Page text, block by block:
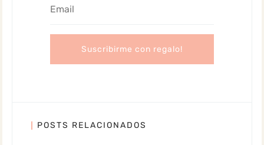
POSTS RELACIONADOS